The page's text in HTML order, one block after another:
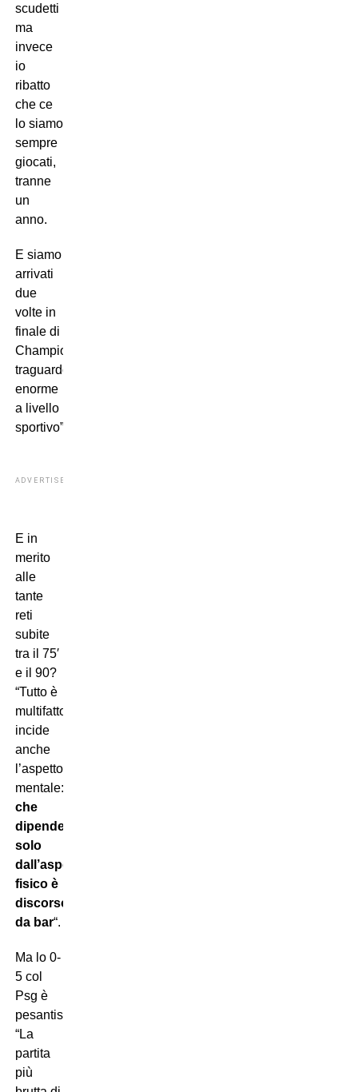
scudetti
ma
invece
io
ribatto
che ce
lo siamo
sempre
giocati,
tranne
un
anno.
E siamo
arrivati
due
volte in
finale di
Champions,
traguardo
enorme
a livello
sportivo”.
ADVERTISEMENT
E in
merito
alle
tante
reti
subite
tra il 75′
e il 90?
“Tutto è
multifattoriale,
incide
anche
l’aspetto
mentale:
che
dipende
solo
dall’aspetto
fisico è
discorso
da bar“.
Ma lo 0-
5 col
Psg è
pesantissimo:
“La
partita
più